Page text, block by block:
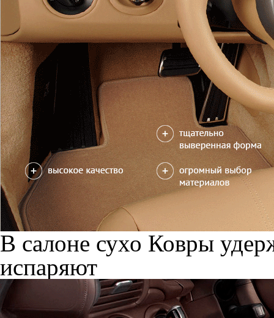
В салоне сухо Ковры
испаряют